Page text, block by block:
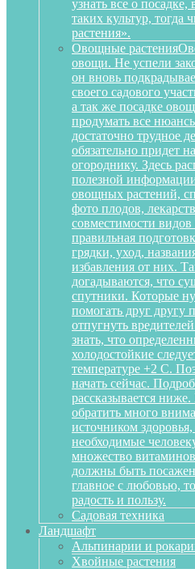
узнать все о
таких культур, тогда
растения».
Овощные растения
овощи. Не успели
он вновь
своего садового
а так же посадке
продумать все
достаточно трудное
обязательно придет
огороднику. Здесь
полезной
овощных растений,
фото плодов,
совместимости
правильная
грядки, уход,
избавления от них.
догадываются, что
спутники. Которые
помогать друг другу
отпугнуть
знать, что
холодостойкие
температуре +2 С.
начать сейчас.
рассказывается
обратить много
источником
необходимые
множество
должны быть
главное с любовью,
радость и пользу.
Садовая техника
Ландшафт
Альпинарии и
Хвойные растения